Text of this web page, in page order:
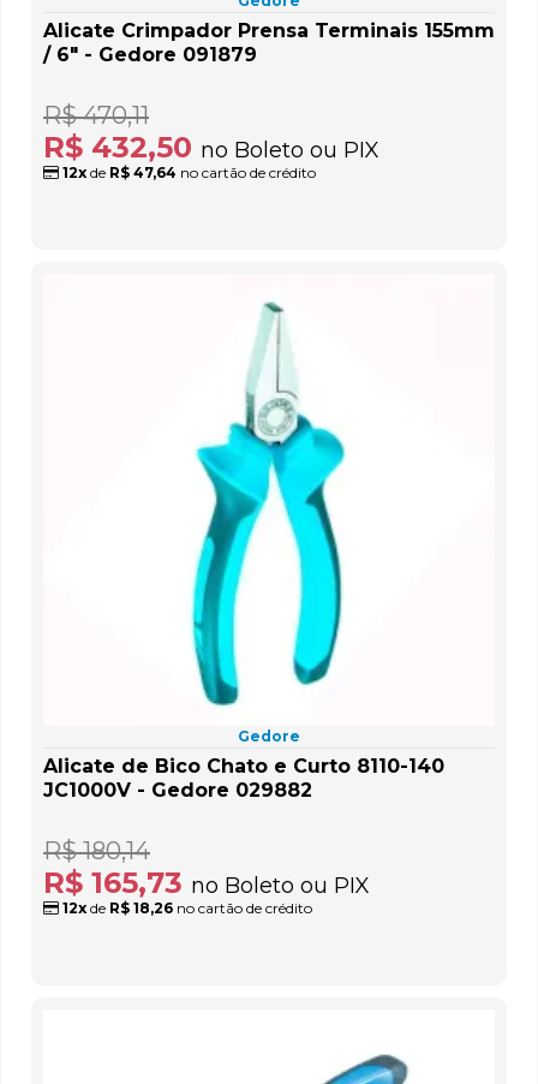
Alicate Crimpador Prensa Terminais 155mm
/ 6" - Gedore 091879
R$ 432,50 no Boleto ou PIX
R$ 470,11
12x de R$ 47,64 no cartão de crédito
Gedore
Alicate de Bico Chato e Curto 8110-140
JC1000V - Gedore 029882
R$ 165,73 no Boleto ou PIX
R$ 180,14
12x de R$ 18,26 no cartão de crédito